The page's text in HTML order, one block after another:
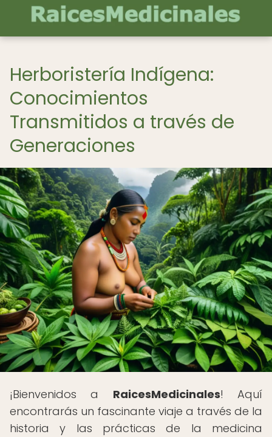
Herboristería Indígena:
Conocimientos
Transmitidos a través de
Generaciones
¡Bienvenidos a RaicesMedicinales! Aquí
encontrarás un fascinante viaje a través de la
historia y las prácticas de la medicina